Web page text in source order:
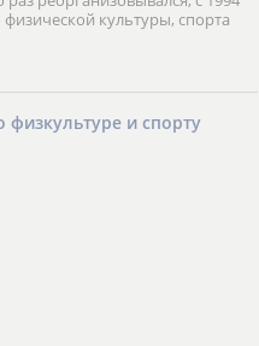
культуры, спорта
физкультуре и спорту